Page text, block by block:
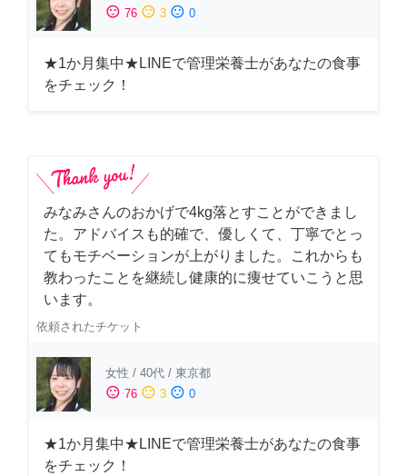
sentiment_satisfied 76 sentiment_neutral 3 sentiment_dissatisfied 0
★1か月集中★LINEで管理栄養士があなたの食事
をチェック！
みなみさんのおかげで4kg落とすことができまし
た。アドバイスも的確で、優しくて、丁寧でとっ
てもモチベーションが上がりました。これからも
教わったことを継続し健康的に痩せていこうと思
います。
依頼されたチケット
女性 / 40代 / 東京都
sentiment_satisfied 76 sentiment_neutral 3 sentiment_dissatisfied 0
★1か月集中★LINEで管理栄養士があなたの食事
をチェック！